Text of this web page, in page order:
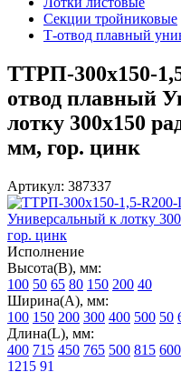
Секции тройниковые
Т-отвод плавный
ТТРП-300х150-
отвод плавный
лотку 300х150
мм, гор. цинк
Артикул: 387337
Исполнение
Высота(В), мм:
100 50 65 80 150 200 40
Ширина(А), мм:
100 150 200 300 400 500 50
Длина(L), мм:
400 715 450 765 500 815 600
1215 91